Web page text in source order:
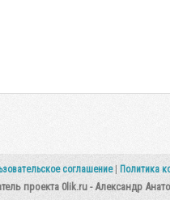
соглашение Политика
проекта 0lik.ru - Александр